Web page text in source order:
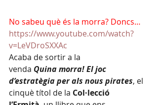
No sabeu què és la morra? Doncs…
https://www.youtube.com/watch?
v=LeVDroSXXAc
Acaba de sortir a la
venda Quina morra! El joc
d’estratègia per als nous pirates, el
cinquè títol de la Col·lecció